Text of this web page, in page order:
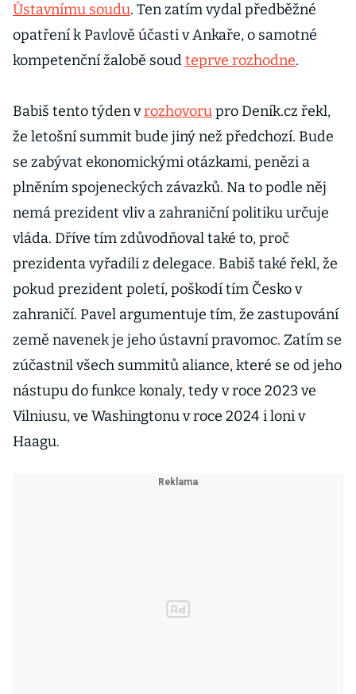
Ústavnímu soudu. Ten zatím vydal předběžné
opatření k Pavlově účasti v Ankaře, o samotné
kompetenční žalobě soudteprve rozhodne.
Babiš tento týden vrozhovorupro Deník.cz řekl,
že letošní summit bude jiný než předchozí. Bude
se zabývat ekonomickými otázkami, penězi a
plněním spojeneckých závazků. Na to podle něj
nemá prezident vliv a zahraniční politiku určuje
vláda. Dříve tím zdůvodňoval také to, proč
prezidenta vyřadili z delegace. Babiš také řekl, že
pokud prezident poletí, poškodí tím Česko v
zahraničí. Pavel argumentuje tím, že zastupování
země navenek je jeho ústavní pravomoc. Zatím se
zúčastnil všech summitů aliance, které se od jeho
nástupu do funkce konaly, tedy v roce 2023 ve
Vilniusu, ve Washingtonu v roce 2024 i loni v
Haagu.